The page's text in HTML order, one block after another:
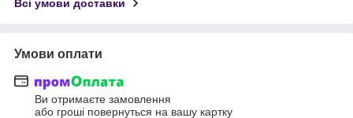
Всі умови доставки
Умови оплати
Ви отримаєте замовлення
або гроші повернуться на вашу картку